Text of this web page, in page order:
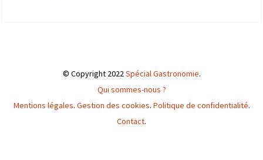
© Copyright 2022Spécial Gastronomie.
Qui sommes-nous ?
Mentions légales. Gestion des cookies. Politique de confidentialité.
Contact.